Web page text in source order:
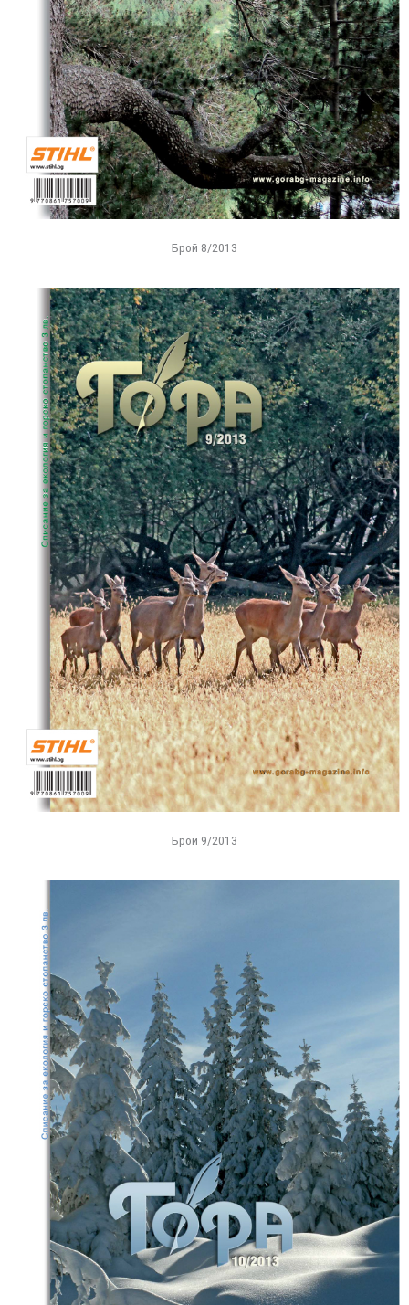
Брой 8/2013
Брой 9/2013